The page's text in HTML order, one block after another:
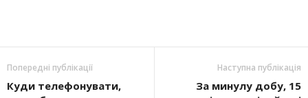
Попередні публікації
Куди телефонувати,
Наступна публікація
За минулу добу, 15